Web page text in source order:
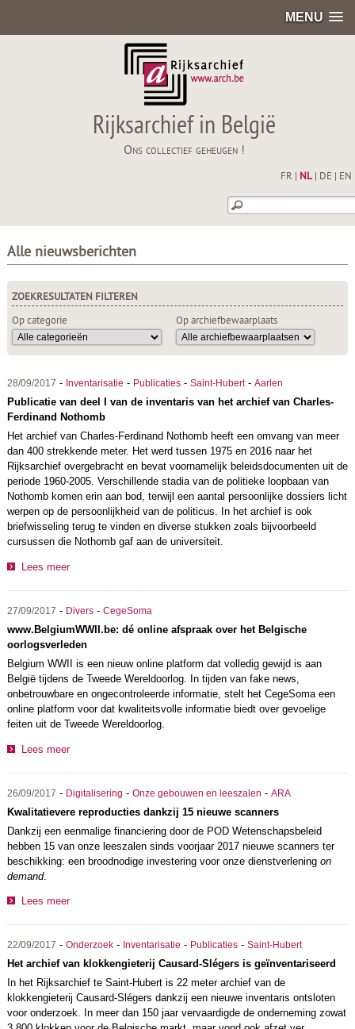
MENU
Rijksarchief in België
Ons collectief geheugen !
FR NL| DE EN
Alle nieuwsberichten
ZOEKRESULTATEN FILTEREN
Op categorie
Op archiefbewaarplaats
28/09/2017 - Inventarisatie - Publicaties- Saint-Hubert- Aarlen
Publicatie van deel I van de inventaris van het archief van Charles-
Ferdinand Nothomb
Het archief van Charles-Ferdinand Nothomb heeft een omvang van meer
dan 400 strekkende meter. Het werd tussen 1975 en 2016 naar het
Rijksarchief overgebracht en bevat voornamelijk beleidsdocumenten uit de
periode 1960-2005. Verschillende stadia van de politieke loopbaan van
Nothomb komen erin aan bod, terwijl een aantal persoonlijke dossiers licht
werpen op de persoonlijkheid van de politicus. In het archief is ook
briefwisseling terug te vinden en diverse stukken zoals bijvoorbeeld
cursussen die Nothomb gaf aan de universiteit.
Lees meer
27/09/2017 - Divers- CegeSoma
www.BelgiumWWII.be: dé online afspraak over het Belgische
oorlogsverleden
Belgium WWII is een nieuw online platform dat volledig gewijd is aan
België tijdens de Tweede Wereldoorlog. In tijden van fake news,
onbetrouwbare en ongecontroleerde informatie, stelt het CegeSoma een
online platform voor dat kwaliteitsvolle informatie biedt over gevoelige
feiten uit de Tweede Wereldoorlog.
Lees meer
26/09/2017 - Digitalisering - Onze gebouwen en leeszalen - ARA
Kwalitatievere reproducties dankzij 15 nieuwe scanners
Dankzij een eenmalige financiering door de POD Wetenschapsbeleid
hebben 15 van onze leeszalen sinds voorjaar 2017 nieuwe scanners ter
beschikking: een broodnodige investering voor onze dienstverlening on
demand.
Lees meer
22/09/2017 - Onderzoek- Inventarisatie - Publicaties- Saint-Hubert
Het archief van klokkengieterij Causard-Slégers is geïnventariseerd
In het Rijksarchief te Saint-Hubert is 22 meter archief van de
klokkengieterij Causard-Slégers dankzij een nieuwe inventaris ontsloten
voor onderzoek. In meer dan 150 jaar vervaardigde de onderneming zowat